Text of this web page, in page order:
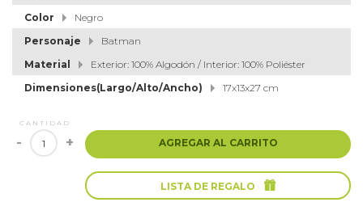
Color
Negro
Personaje
Batman
Material
Exterior: 100% Algodón / Interior: 100% Poliéster
Dimensiones(Largo/Alto/Ancho)
17x13x27 cm
CANTIDAD
- + AGREGAR AL CARRITO
LISTA DE REGALO 